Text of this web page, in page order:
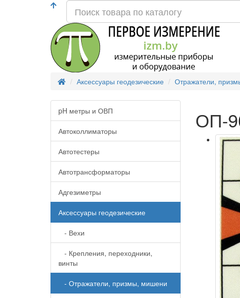
Аксессуары геодезические Отражатели,
pH метры и ОВП
Автоколлиматоры
Автотестеры
Автотрансформаторы
Адгезиметры
Аксессуары геодезические
- Вехи
- Крепления, переходники,
винты
- Отражатели, призмы, мишени
ОП-